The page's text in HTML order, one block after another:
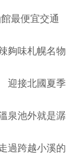
館最便宜交通
夠味札幌名物
迎接北國夏季
泉池外就是潺
過跨越小溪的